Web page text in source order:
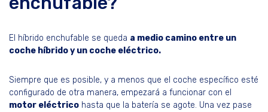
El híbrido enchufable se queda a medio camino entre un
coche híbrido y un coche eléctrico.
Siempre que es posible, y a menos que el coche específico esté
configurado de otra manera, empezará a funcionar con el
motor eléctrico hasta que la batería se agote. Una vez pase